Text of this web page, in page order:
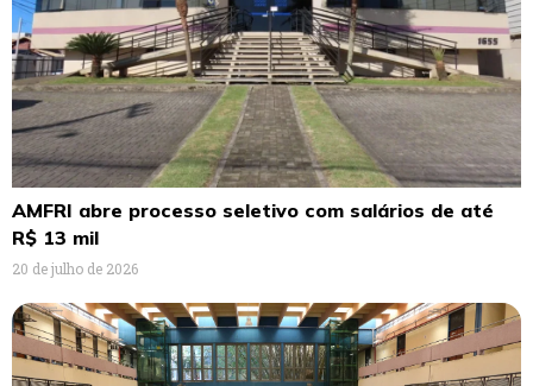
AMFRI abre processo seletivo com salários de até
R$ 13 mil
20 de julho de 2026